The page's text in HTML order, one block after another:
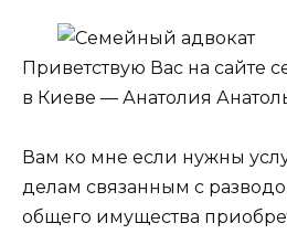
Приветствую Вас на сайте
в Киеве — Анатолия
Вам ко мне если нужны
делам связанным с
общего имущества